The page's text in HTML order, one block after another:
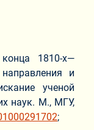
1810-х—
и
ученой
наук. М., МГУ,
;